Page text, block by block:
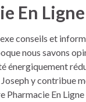
En
conseils et
nous savons
énergiquement
y contribue
Pharmacie En